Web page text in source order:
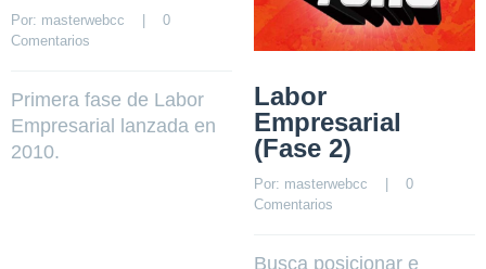
Por: masterwebcc
    |
0
Comentarios
Primera fase de Labor
Empresarial lanzada en
2010.
Labor
Empresarial
(Fase 2)
Por: masterwebcc
0
Comentarios
Busca posicionar e